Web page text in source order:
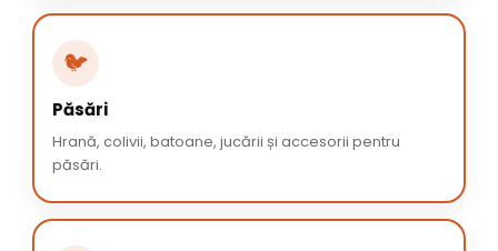
🐦
Păsări
Hrană, colivii, batoane, jucării și accesorii pentru
păsări.